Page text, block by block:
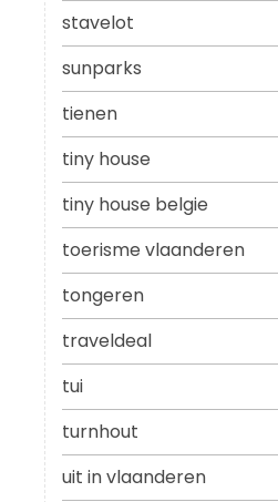
stavelot
sunparks
tienen
tiny house
tiny house belgie
toerisme vlaanderen
tongeren
traveldeal
tui
turnhout
uit in vlaanderen